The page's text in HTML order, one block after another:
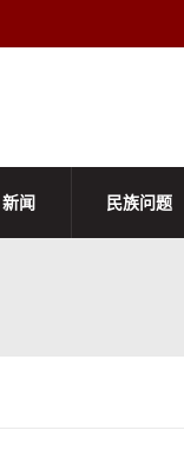
新闻 民族问题